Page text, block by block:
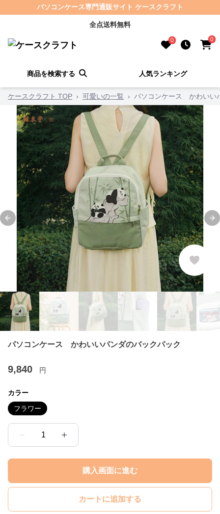
パソコンケース専門通販サイト ケースクラフト
全点送料無料
0 0
商品を検索する 人気ランキング
ケースクラフト TOP › 可愛いの一覧 › パソコンケース かわいい
Previous slide
パソコンケース かわいいパンダのバックパック
9,840 円
カラー
フラワー
1
購入画面に進む
カートに追加する